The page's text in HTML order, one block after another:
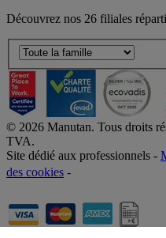
Découvrez nos 26 filiales
© 2026 Manutan. Tous droits
TVA.
Site dédié aux professionnels -
des cookies -